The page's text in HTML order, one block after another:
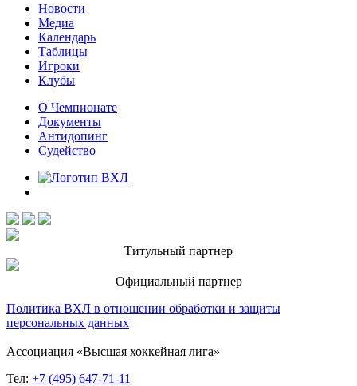
Новости
Медиа
Календарь
Таблицы
Игроки
Клубы
О Чемпионате
Документы
Антидопинг
Судейство
Титульный партнер
Официальный партнер
Политика ВХЛ в отношении обработки и защиты
персональных данных
Ассоциация «Высшая хоккейная лига»
Тел: +7 (495) 647-71-11